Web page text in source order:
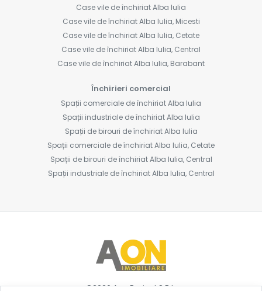
Case vile de închiriat Alba Iulia
Case vile de închiriat Alba Iulia, Micesti
Case vile de închiriat Alba Iulia, Cetate
Case vile de închiriat Alba Iulia, Central
Case vile de închiriat Alba Iulia, Barabant
Închirieri comercial
Spații comerciale de închiriat Alba Iulia
Spații industriale de închiriat Alba Iulia
Spații de birouri de închiriat Alba Iulia
Spații comerciale de închiriat Alba Iulia, Cetate
Spații de birouri de închiriat Alba Iulia, Central
Spații industriale de închiriat Alba Iulia, Central
©2026Aon Project S.R.L.